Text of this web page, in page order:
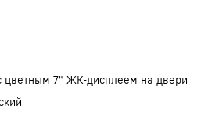
цветным 7" ЖК-дисплеем на двери